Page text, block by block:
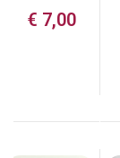
€ 7,00